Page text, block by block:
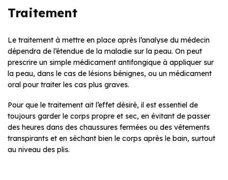
Traitement
Le traitement à mettre en place après l’analyse du médecin
dépendra de l’étendue de la maladie sur la peau. On peut
prescrire un simple médicament antifongique à appliquer sur
la peau, dans le cas de lésions bénignes, ou un médicament
oral pour traiter les cas plus graves.
Pour que le traitement ait l’effet désiré, il est essentiel de
toujours garder le corps propre et sec, en évitant de passer
des heures dans des chaussures fermées ou des vêtements
transpirants et en séchant bien le corps après le bain, surtout
au niveau des plis.